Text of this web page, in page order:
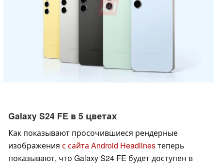
Galaxy S24 FE в 5 цветах
Как показывают просочившиеся рендерные
изображения с сайта Android Headlinesтеперь
показывают, что Galaxy S24 FE будет доступен в